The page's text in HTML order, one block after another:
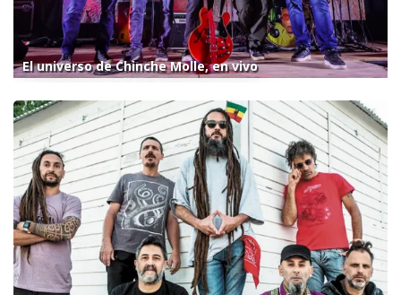
El universo de Chinche Molle, en vivo